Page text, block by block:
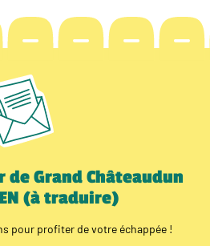
de Grand Châteaudun
(à traduire)
pour profiter de votre échappée !